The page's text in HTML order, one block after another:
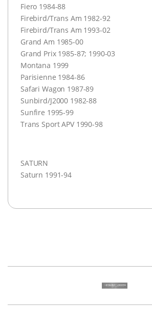
Fiero 1984-88
Firebird/Trans Am 1982-92
Firebird/Trans Am 1993-02
Grand Am 1985-00
Grand Prix 1985-87; 1990-03
Montana 1999
Parisienne 1984-86
Safari Wagon 1987-89
Sunbird/J2000 1982-88
Sunfire 1995-99
Trans SportAPV1990-98
SATURN
Saturn 1991-94